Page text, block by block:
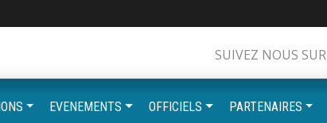
SUIVEZ NOUS SUR
EVENEMENTS OFFICIELS PARTENAIRES